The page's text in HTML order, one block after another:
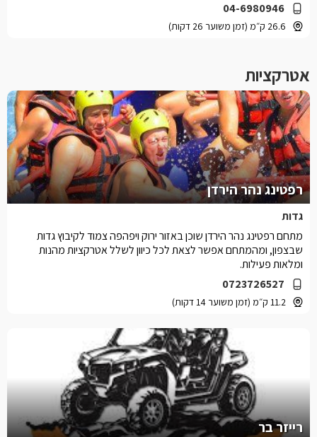
04-6980946
26.6 ק״מ (זמן משוער 26 דקות)
אטרקציות
רפטינג נהר הירדן
גדות
0723726527
11.2 ק״מ (זמן משוער 14 דקות)
מתחם רפטינג נהר הירדן שוכן באזור ירוק ויפהפה צמוד לקיבוץ גדות
שבצפון, ומהמתחם אפשר לצאת לכל כיוון לשלל אטרקציות מהנות
ומלאות פעילות.
רייזר בר